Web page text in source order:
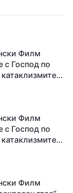
Филм
с Господ по
Филм
с Господ по
Филм